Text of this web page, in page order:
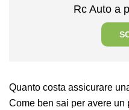
Rc Auto a
Quanto costa assicurare
Come ben sai per avere